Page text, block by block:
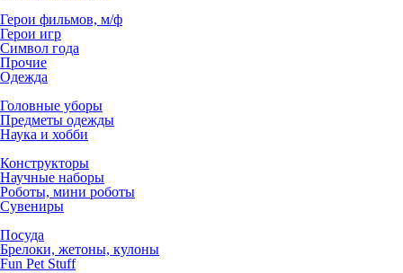
Герои фильмов, м/ф
Герои игр
Символ года
Прочие
Одежда
Головные уборы
Предметы одежды
Наука и хобби
Конструкторы
Научные наборы
Роботы, мини роботы
Сувениры
Посуда
Брелоки, жетоны, кулоны
Fun Pet Stuff